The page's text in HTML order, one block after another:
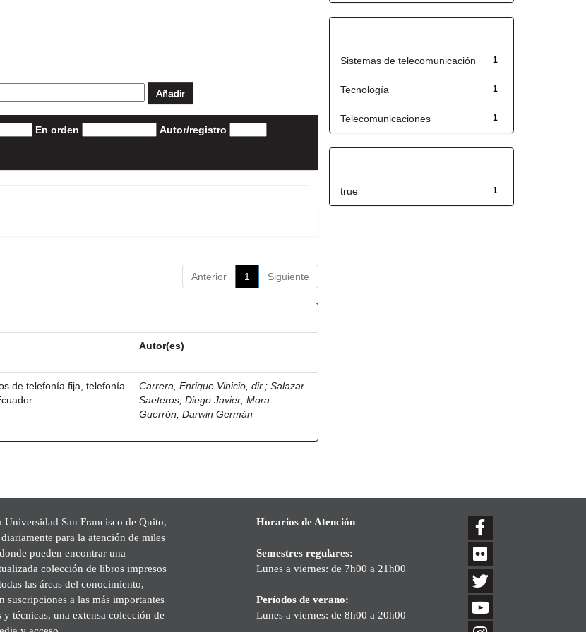
En orden Autor/registro
Anterior 1 Siguiente
Autor(es)
de telefonía fija, telefonía
Carrera, Enrique Vinicio, dir. ;Salazar
Saeteros, Diego Javier;Mora
Guerrón, Darwin Germán
1
Sistemas de telecomunicación
1
Tecnología
1
Telecomunicaciones
1
true
Universidad San Francisco de Quito,
para la atención de miles
pueden encontrar una
colección de libros impresos
las áreas del conocimiento,
suscripciones a las más importantes
técnicas, una extensa colección de
Horarios de Atención
Semestres regulares:
Lunes a viernes: de 7h00 a 21h00
Períodos de verano:
Lunes a viernes: de 8h00 a 20h00